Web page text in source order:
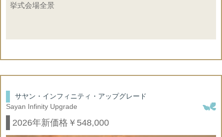
ドレス ×
動画撮影
挙式会場全景
サヤン・インフィニティ・アップグレード
Sayan Infinity Upgrade
2026年新価格￥548,000